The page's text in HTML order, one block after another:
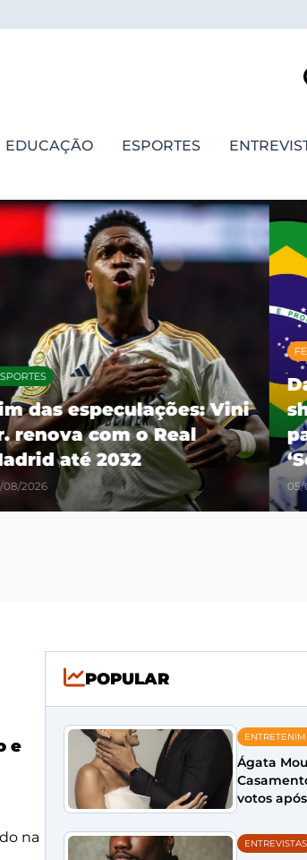
EDUCAÇÃO ESPORTES
das especulações: Vini
com o Real
até 2032
2026 05/
e
na
POPULAR
Ágata
votos
ENTREVISTAS